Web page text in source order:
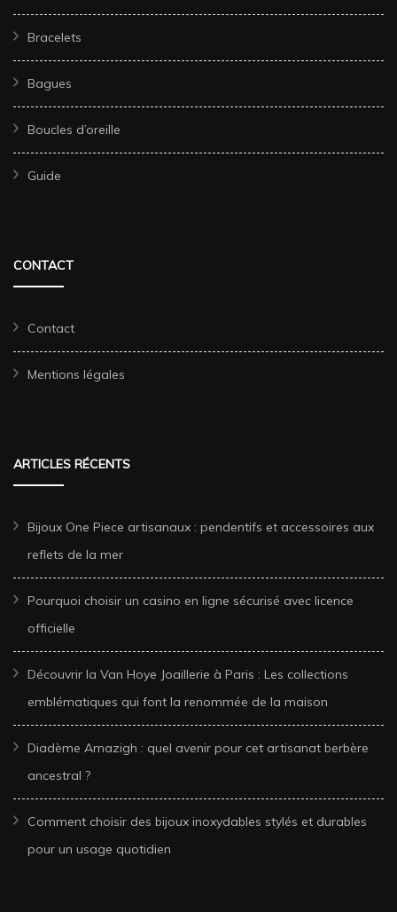
Bracelets
Bagues
Boucles d’oreille
Guide
CONTACT
Contact
Mentions légales
ARTICLES RÉCENTS
Bijoux One Piece artisanaux : pendentifs et accessoires aux
reflets de la mer
Pourquoi choisir un casino en ligne sécurisé avec licence
officielle
Découvrir la Van Hoye Joaillerie à Paris : Les collections
emblématiques qui font la renommée de la maison
Diadème Amazigh : quel avenir pour cet artisanat berbère
ancestral ?
Comment choisir des bijoux inoxydables stylés et durables
pour un usage quotidien